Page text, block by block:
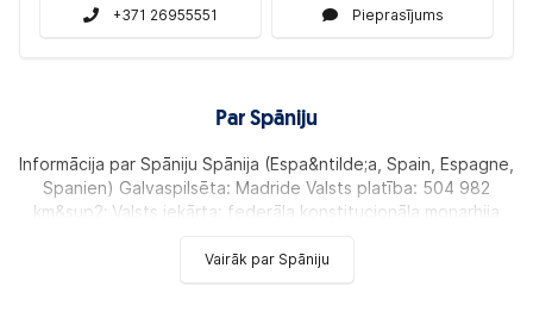
+371 26955551 Pieprasījums
Par Spāniju
Informācija par Spāniju Spānija (Espa&ntilde;a, Spain, Espagne,
Spanien) Galvaspilsēta: Madride Valsts platība: 504 982
km&sup2; Valsts iekārta: federāla konstitucionāla monarhija
Vairāk par Spāniju